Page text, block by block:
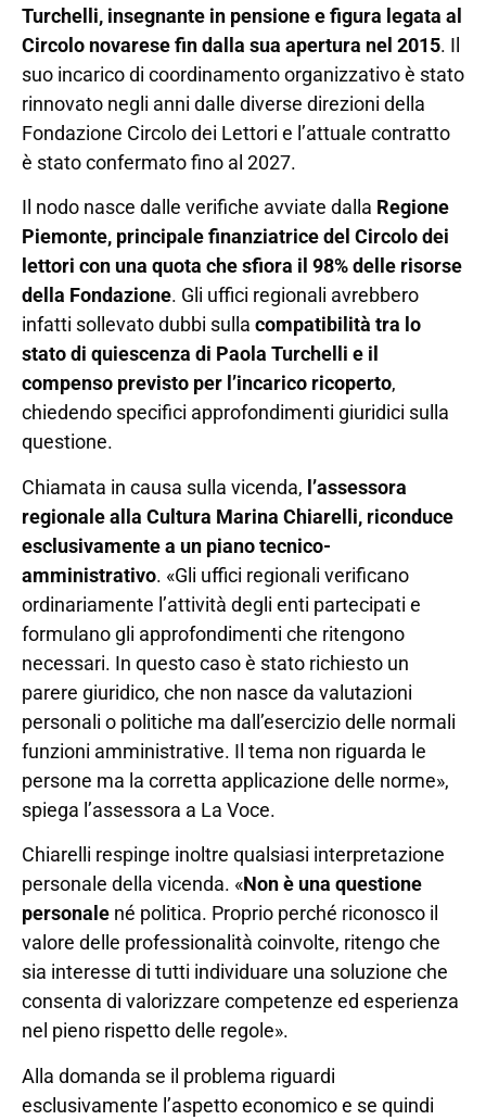
Turchelli, insegnante in pensione e figura legata al
Circolo novarese fin dalla sua apertura nel 2015. Il
suo incarico di coordinamento organizzativo è stato
rinnovato negli anni dalle diverse direzioni della
Fondazione Circolo dei Lettori e l’attuale contratto
è stato confermato fino al 2027.
Il nodo nasce dalle verifiche avviate dalla Regione
Piemonte, principale finanziatrice del Circolo dei
lettori con una quota che sfiora il 98% delle risorse
della Fondazione. Gli uffici regionali avrebbero
infatti sollevato dubbi sulla compatibilità tra lo
stato di quiescenza di Paola Turchelli e il
compenso previsto per l’incarico ricoperto,
chiedendo specifici approfondimenti giuridici sulla
questione.
Chiamata in causa sulla vicenda, l’assessora
regionale alla Cultura Marina Chiarelli, riconduce
esclusivamente a un piano tecnico-
amministrativo. «Gli uffici regionali verificano
ordinariamente l’attività degli enti partecipati e
formulano gli approfondimenti che ritengono
necessari. In questo caso è stato richiesto un
parere giuridico, che non nasce da valutazioni
personali o politiche ma dall’esercizio delle normali
funzioni amministrative. Il tema non riguarda le
persone ma la corretta applicazione delle norme»,
spiega l’assessora a La Voce.
Chiarelli respinge inoltre qualsiasi interpretazione
personale della vicenda. «Non è una questione
personale né politica. Proprio perché riconosco il
valore delle professionalità coinvolte, ritengo che
sia interesse di tutti individuare una soluzione che
consenta di valorizzare competenze ed esperienza
nel pieno rispetto delle regole».
Alla domanda se il problema riguardi
esclusivamente l’aspetto economico e se quindi